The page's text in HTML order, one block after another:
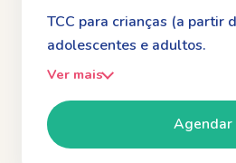
TCC para crianças (a partir
adolescentes e adultos.
Ver mais
Agendar